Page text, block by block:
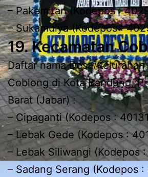
– Pakemitan (Kodepos :
– Sukamulya (Kodepos :
19. Kecamatan
Daftar nama Desa/
Coblong di Kota Bandung,
Barat (Jabar) :
– Cipaganti (Kodepos :
– Lebak Gede (Kodepos :
– Lebak Siliwangi (Kodepos
– Sadang Serang (Kodepos :